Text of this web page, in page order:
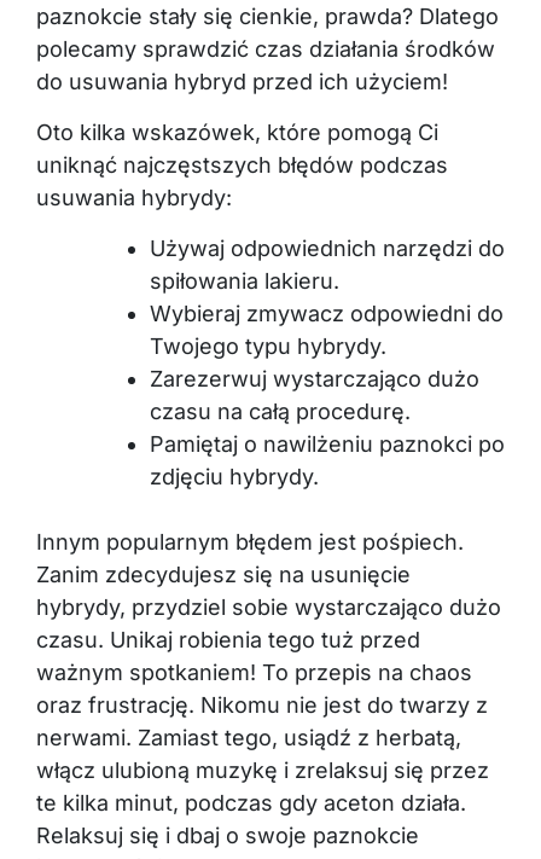
paznokcie stały się cienkie, prawda? Dlatego
polecamy sprawdzić czas działania środków
do usuwania hybryd przed ich użyciem!
Oto kilka wskazówek, które pomogą Ci
uniknąć najczęstszych błędów podczas
usuwania hybrydy:
Używaj odpowiednich narzędzi do
spiłowania lakieru.
Wybieraj zmywacz odpowiedni do
Twojego typu hybrydy.
Zarezerwuj wystarczająco dużo
czasu na całą procedurę.
Pamiętaj o nawilżeniu paznokci po
zdjęciu hybrydy.
Innym popularnym błędem jest pośpiech.
Zanim zdecydujesz się na usunięcie
hybrydy, przydziel sobie wystarczająco dużo
czasu. Unikaj robienia tego tuż przed
ważnym spotkaniem! To przepis na chaos
oraz frustrację. Nikomu nie jest do twarzy z
nerwami. Zamiast tego, usiądź z herbatą,
włącz ulubioną muzykę i zrelaksuj się przez
te kilka minut, podczas gdy aceton działa.
Relaksuj się i dbaj o swoje paznokcie